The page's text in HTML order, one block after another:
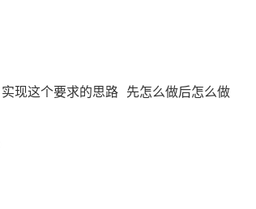
这个要求的思路 先怎么做后怎么做